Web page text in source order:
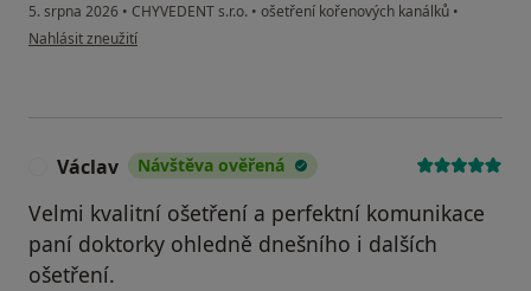
5. srpna 2026 • CHYVEDENT s.r.o. • ošetření kořenových kanálků •
podle názoru uživatele Eli
Nahlásit zneužití
Václav Návštěva ověřená
Velmi kvalitní ošetření a perfektní komunikace
paní doktorky ohledně dnešního i dalších
ošetření.